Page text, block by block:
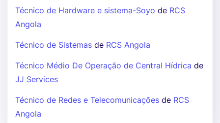
Técnico de Hardware e sistema-Soyo de RCS
Angola
Técnico de Sistemas de RCS Angola
Técnico Médio De Operação de Central Hídrica de
JJ Services
Técnico de Redes e Telecomunicações de RCS
Angola